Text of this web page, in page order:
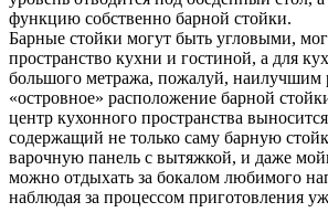
функцию собственно барной стойки.
Барные стойки могут быть угловыми,
пространство кухни и гостиной, а для
большого метража, пожалуй, наилучшим
«островное» расположение барной
центр кухонного пространства
содержащий не только саму барную
варочную панель с вытяжкой, и даже
можно отдыхать за бокалом любимого
наблюдая за процессом приготовления